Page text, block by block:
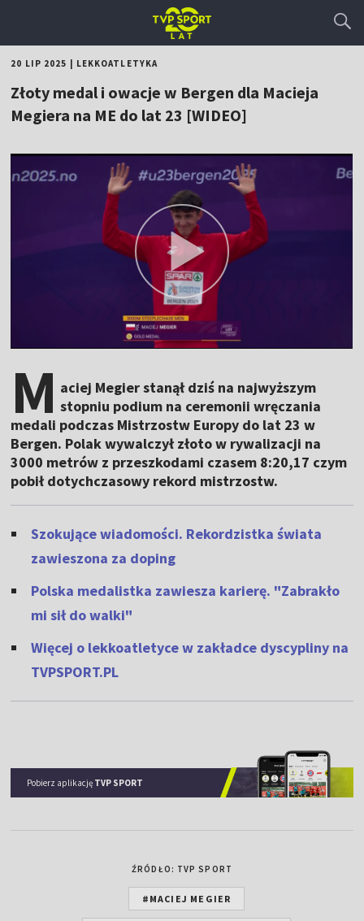
20 LIP 2025 LEKKOATLETYKA
Złoty medal i owacje w Bergen dla Macieja
Megiera na ME do lat 23 [WIDEO]
M aciej Megier stanął dziś na najwyższym
stopniu podium na ceremonii wręczania
medali podczas Mistrzostw Europy do lat 23 w
Bergen. Polak wywalczył złoto w rywalizacji na
3000 metrów z przeszkodami czasem 8:20,17 czym
pobił dotychczasowy rekord mistrzostw.
Szokujące wiadomości. Rekordzistka świata
zawieszona za doping
Polska medalistka zawiesza karierę. "Zabrakło
mi sił do walki"
Więcej o lekkoatletyce w zakładce dyscypliny na
TVPSPORT.PL
Pobierz aplikację TVP SPORT
ŹRÓDŁO: TVP SPORT
#MACIEJ MEGIER